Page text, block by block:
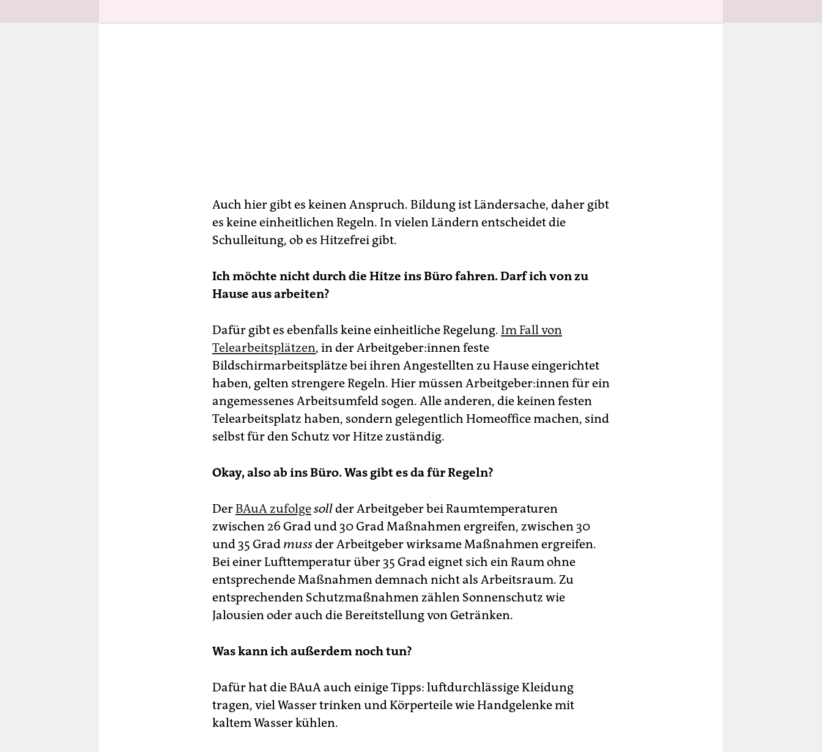
Auch hier gibt es keinen Anspruch. Bildung ist Ländersache, daher gibt
es keine einheitlichen Regeln. In vielen Ländern entscheidet die
Schulleitung, ob es Hitzefrei gibt.
Ich möchte nicht durch die Hitze ins Büro fahren. Darf ich von zu
Hause aus arbeiten?
Dafür gibt es ebenfalls keine einheitliche Regelung. Im Fall von
Telearbeitsplätzen, in der Ar­beit­ge­be­r:in­nen feste
Bildschirmarbeitsplätze bei ihren Angestellten zu Hause eingerichtet
haben, gelten strengere Regeln. Hier müssen Ar­beit­geber:in­nen für ein
angemessenes Arbeitsumfeld sogen. Alle anderen, die keinen festen
Telearbeitsplatz haben, sondern gelegentlich Homeoffice machen, sind
selbst für den Schutz vor Hitze zuständig.
Okay, also ab ins Büro. Was gibt es da für Regeln?
DerBAuA zufolgesollder Arbeitgeber bei Raumtemperaturen
zwischen 26 Grad und 30 Grad Maßnahmen ergreifen, zwischen 30
und 35 Grad mussder Arbeitgeber wirksame Maßnahmen ergreifen.
Bei einer Lufttemperatur über 35 Grad eignet sich ein Raum ohne
entsprechende Maßnahmen demnach nicht als Arbeitsraum. Zu
entsprechenden Schutzmaßnahmen zählen Sonnenschutz wie
Jalousien oder auch die Bereitstellung von Getränken.
Was kann ich außerdem noch tun?
Dafür hat die BAuA auch einige Tipps: luftdurchlässige Kleidung
tragen, viel Wasser trinken und Körperteile wie Handgelenke mit
kaltem Wasser kühlen.